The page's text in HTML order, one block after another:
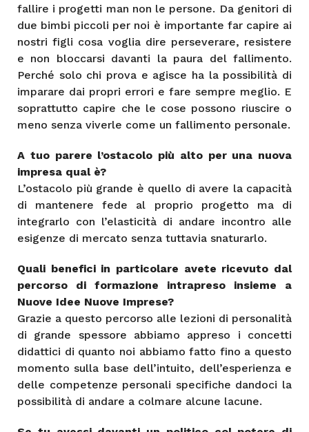
fallire i progetti man non le persone. Da genitori di
due bimbi piccoli per noi è importante far capire ai
nostri figli cosa voglia dire perseverare, resistere
e non bloccarsi davanti la paura del fallimento.
Perché solo chi prova e agisce ha la possibilità di
imparare dai propri errori e fare sempre meglio. E
soprattutto capire che le cose possono riuscire o
meno senza viverle come un fallimento personale.
A tuo parere l’ostacolo più alto per una nuova
impresa qual è?
L’ostacolo più grande è quello di avere la capacità
di mantenere fede al proprio progetto ma di
integrarlo con l’elasticità di andare incontro alle
esigenze di mercato senza tuttavia snaturarlo.
Quali benefici in particolare avete ricevuto dal
percorso di formazione intrapreso insieme a
Nuove Idee Nuove Imprese?
Grazie a questo percorso alle lezioni di personalità
di grande spessore abbiamo appreso i concetti
didattici di quanto noi abbiamo fatto fino a questo
momento sulla base dell’intuito, dell’esperienza e
delle competenze personali specifiche dandoci la
possibilità di andare a colmare alcune lacune.